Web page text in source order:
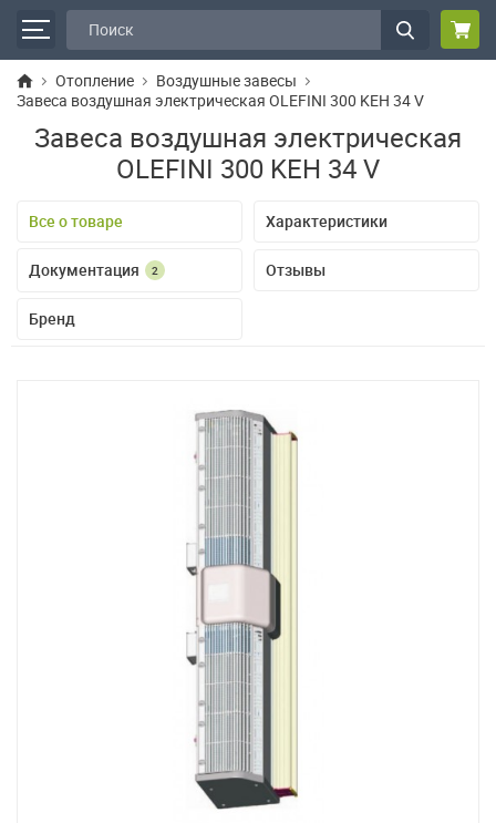
Отопление
Воздушные завесы
Завеса воздушная электрическая OLEFINI 300 KEH 34 V
Завеса воздушная электрическая
OLEFINI 300 KEH 34 V
Все о товаре Характеристики
Документация 2 Отзывы
Бренд